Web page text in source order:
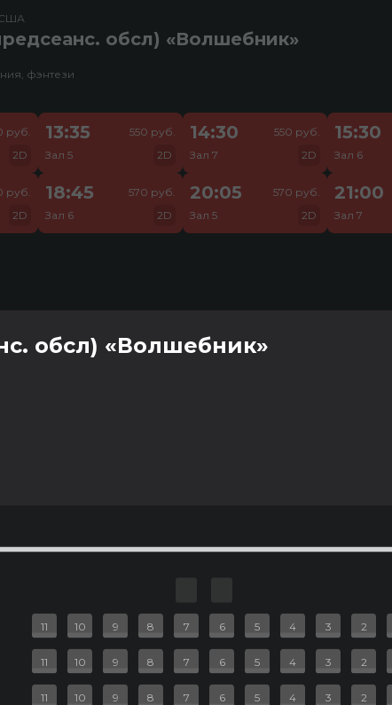
США
обсл) «Волшебник»
фэнтези
руб.
2D
13:35
Зал 5
550 руб.
2D
14:30
Зал 7
550 руб.
2D
15:30
Зал 6
руб.
2D
18:45
Зал 6
570 руб.
2D
20:05
Зал 5
570 руб.
2D
21:00
Зал 7
обсл) «Волшебник»
10
11 2
3
4
5
6
7
8
9
10
11 2
3
4
5
6
7
8
9
10
11 2
3
4
5
6
7
8
9